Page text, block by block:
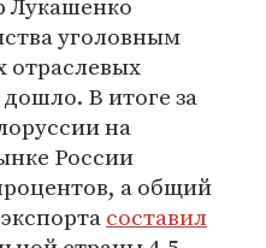
уголовным
отраслевых
В итоге за
на
России
а общий
составил